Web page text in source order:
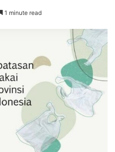
1 minute read